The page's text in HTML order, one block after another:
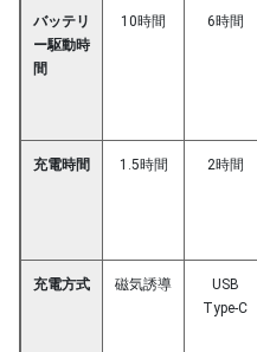
バッテリ
ー駆動時
間
10時間 6時間
充電時間 1.5時間 2時間
充電方式 磁気誘導
USB
Type-C